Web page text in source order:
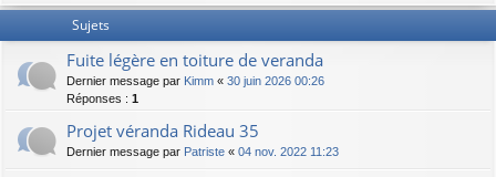
Sujets
Fuite légère en toiture de veranda
Dernier message par Kimm « 30 juin 2026 00:26
Réponses : 1
Projet véranda Rideau 35
Dernier message par Patriste « 04 nov. 2022 11:23